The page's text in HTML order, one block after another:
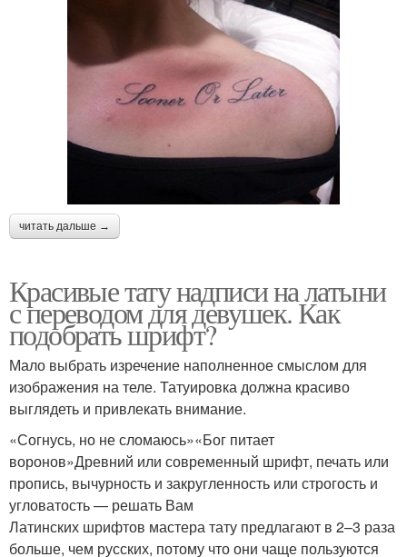
читать дальше →
Красивые тату надписи на латыни
с переводом для девушек. Как
подобрать шрифт?
Мало выбрать изречение наполненное смыслом для
изображения на теле. Татуировка должна красиво
выглядеть и привлекать внимание.
«Согнусь, но не сломаюсь»«Бог питает
воронов»Древний или современный шрифт, печать или
пропись, вычурность и закругленность или строгость и
угловатость — решать Вам
Латинских шрифтов мастера тату предлагают в 2–3 раза
больше, чем русских, потому что они чаще пользуются